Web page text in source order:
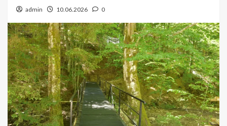
admin 10.06.2026 0